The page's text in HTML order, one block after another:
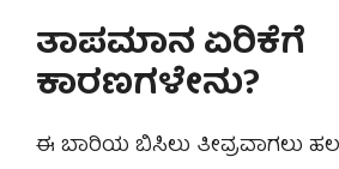
ತಾಪಮಾನ ಏರಿಕೆಗೆ
ಕಾರಣಗಳೇನು?
ಈ ಬಾರಿಯ ಬಿಸಿಲು ತೀವ್ರವಾಗಲು